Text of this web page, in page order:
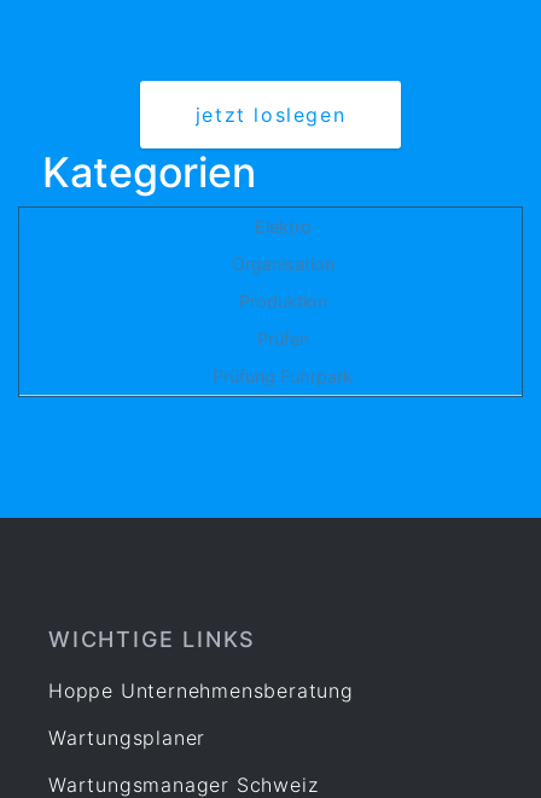
jetzt loslegen
Kategorien
Elektro
Organisation
Produktion
Prüfen
Prüfung Fuhrpark
WICHTIGE LINKS
Hoppe Unternehmensberatung
Wartungsplaner
Wartungsmanager Schweiz